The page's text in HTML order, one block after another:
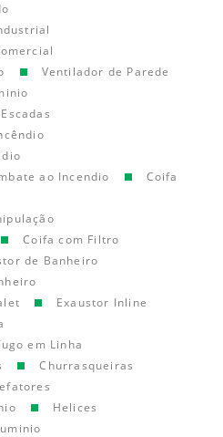
Ventilador de Parede
ao Incendio
Coifa
Coifa com Filtro
de Banheiro
Exaustor Inline
em Linha
Churrasqueiras
Helices